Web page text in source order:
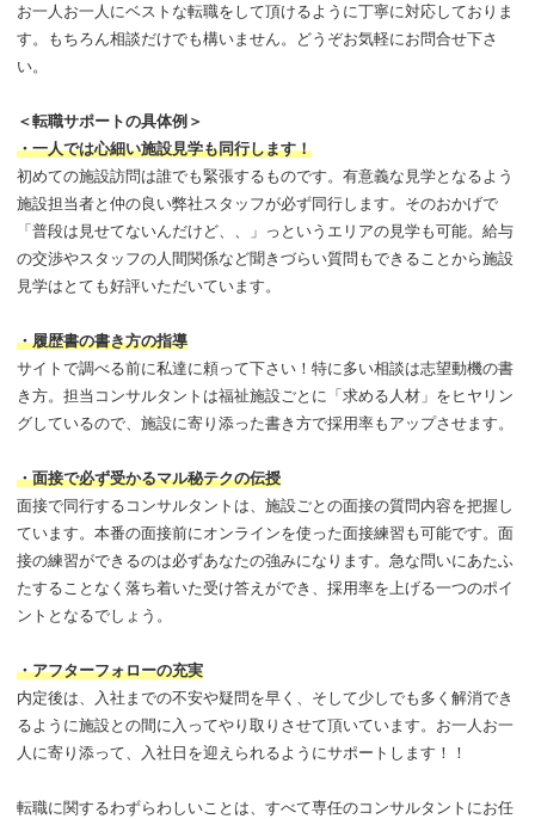
お一人お一人にベストな転職をして頂けるように丁寧に対応しておりま
す。もちろん相談だけでも構いません。どうぞお気軽にお問合せ下さ
い。
＜転職サポートの具体例＞
・一人では心細い施設見学も同行します！
初めての施設訪問は誰でも緊張するものです。有意義な見学となるよう
施設担当者と仲の良い弊社スタッフが必ず同行します。そのおかげで
「普段は見せてないんだけど、、」っというエリアの見学も可能。給与
の交渉やスタッフの人間関係など聞きづらい質問もできることから施設
見学はとても好評いただいています。
・履歴書の書き方の指導
サイトで調べる前に私達に頼って下さい！特に多い相談は志望動機の書
き方。担当コンサルタントは福祉施設ごとに「求める人材」をヒヤリン
グしているので、施設に寄り添った書き方で採用率もアップさせます。
・面接で必ず受かるマル秘テクの伝授
面接で同行するコンサルタントは、施設ごとの面接の質問内容を把握し
ています。本番の面接前にオンラインを使った面接練習も可能です。面
接の練習ができるのは必ずあなたの強みになります。急な問いにあたふ
たすることなく落ち着いた受け答えができ、採用率を上げる一つのポイ
ントとなるでしょう。
・アフターフォローの充実
内定後は、入社までの不安や疑問を早く、そして少しでも多く解消でき
るように施設との間に入ってやり取りさせて頂いています。お一人お一
人に寄り添って、入社日を迎えられるようにサポートします！！
転職に関するわずらわしいことは、すべて専任のコンサルタントにお任